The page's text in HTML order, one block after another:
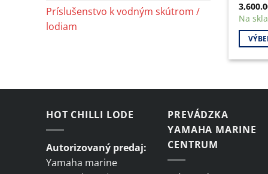
Príslušenstvo k vodným skútrom /
lodiam
Na
options
HOT CHILLI LODE
Autorizovaný predaj:
Yamaha marine
PREVÁDZKA
YAMAHA MARINE
CENTRUM